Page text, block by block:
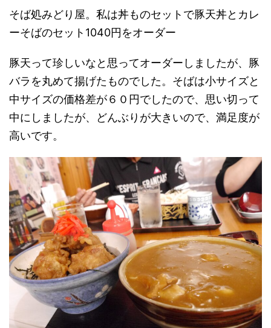
そば処みどり屋。私は丼ものセットで豚天丼とカレ
ーそばのセット1040円をオーダー
豚天って珍しいなと思ってオーダーしましたが、豚
バラを丸めて揚げたものでした。そばは小サイズと
中サイズの価格差が６０円でしたので、思い切って
中にしましたが、どんぶりが大きいので、満足度が
高いです。